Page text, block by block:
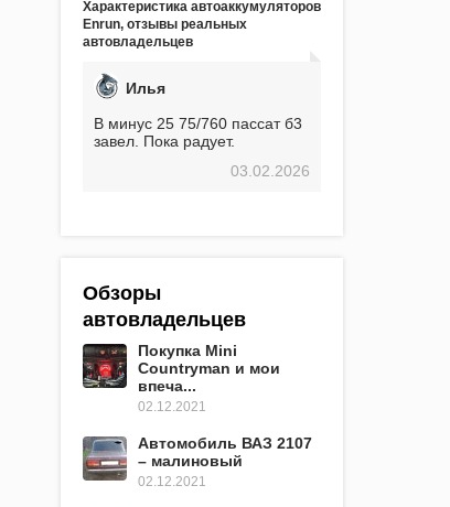
прогревался, чтобы избежать
проблем. И тем не менее, за
весь период использования
связанной с аккумулятором.
Прекрасный аккумулятор!
Недавно установил новый
АКОМ + EFB 75. Судя по
характеристикам, он даже
превосходит предыдущую
Характеристика автоаккумуляторов
Enrun, отзывы реальных
автовладельцев
Илья
В минус 25 75/760 пассат б3
завел. Пока радует.
03.02.2026
Обзоры
автовладельцев
Покупка Mini
Countryman и мои
впеча...
02.12.2021
Автомобиль ВАЗ 2107
– малиновый
02.12.2021